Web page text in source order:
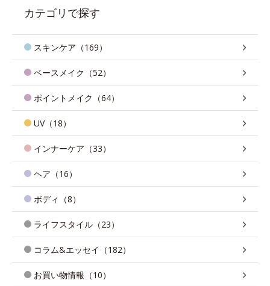
カテゴリで探す
スキンケア（169）
ベースメイク（52）
ポイントメイク（64）
UV（18）
インナーケア（33）
ヘア（16）
ボディ（8）
ライフスタイル（23）
コラム&エッセイ（182）
お買い物情報（10）